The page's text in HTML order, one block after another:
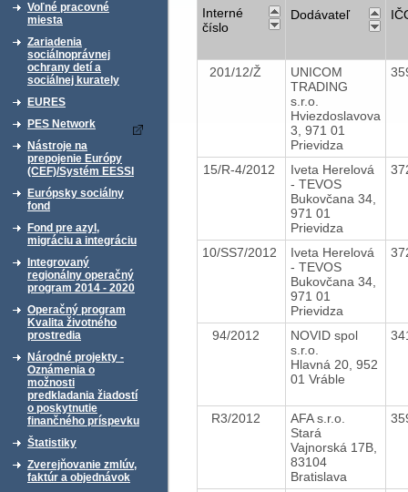
Voľné pracovné
miesta
Zariadenia
sociálnoprávnej
ochrany detí a
sociálnej kurately
EURES
PES Network
Nástroje na
prepojenie Európy
(CEF)/Systém EESSI
Európsky sociálny
fond
Fond pre azyl,
migráciu a integráciu
Integrovaný
regionálny operačný
program 2014 - 2020
Operačný program
Kvalita životného
prostredia
Národné projekty -
Oznámenia o
možnosti
predkladania žiadostí
o poskytnutie
finančného príspevku
Štatistiky
Zverejňovanie zmlúv,
faktúr a objednávok
Interné
číslo
Dodávateľ
201/12/Ž
UNICOM
TRADING
s.r.o.
Hviezdoslavova
3, 971 01
Prievidza
15/R-4/2012
Iveta Herelová
- TEVOS
Bukovčana 34,
971 01
Prievidza
10/SS7/2012
Iveta Herelová
- TEVOS
Bukovčana 34,
971 01
Prievidza
94/2012
NOVID spol
s.r.o.
Hlavná 20, 952
01 Vráble
R3/2012
AFA s.r.o.
Stará
Vajnorská 17B,
83104
Bratislava